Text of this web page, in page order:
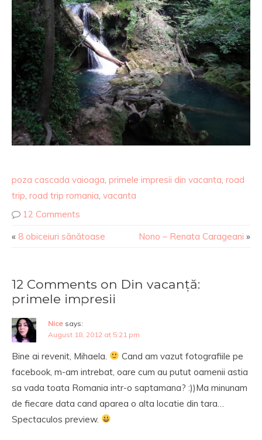
poza cascada vaioaga primele impresii din vacanta road
trip road trip romania vacanta
12 Comments
« 8 obiceiuri sănătoase Nono – Renata Carageani »
12 Comments on Din vacanță:
primele impresii
Nice says:
August 18, 2012 at 5:21 pm
Bine ai revenit, Mihaela.
Cand am vazut fotografiile pe
facebook, m-am intrebat, oare cum au putut oamenii astia
sa vada toata Romania intr-o saptamana? :))Ma minunam
de fiecare data cand aparea o alta locatie din tara…
Spectaculos preview.